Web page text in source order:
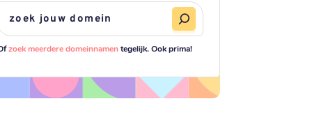
zoek meerdere domeinnamentegelijk. Ook prima!